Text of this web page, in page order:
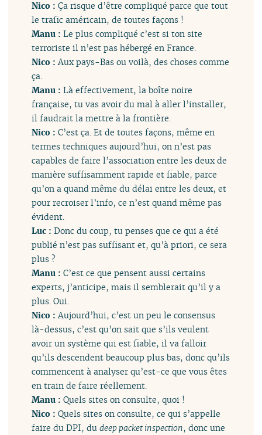
Nico :Ça risque d’être compliqué parce que tout
le trafic américain, de toutes façons !
Manu :Le plus compliqué c’est si ton site
terroriste il n’est pas hébergé en France.
Nico :Aux pays-Bas ou voilà, des choses comme
ça.
Manu :Là effectivement, la boîte noire
française, tu vas avoir du mal à aller l’installer,
il faudrait la mettre à la frontière.
Nico :C’est ça. Et de toutes façons, même en
termes techniques aujourd’hui, on n’est pas
capables de faire l’association entre les deux de
manière suffisamment rapide et fiable, parce
qu’on a quand même du délai entre les deux, et
pour recroiser l’info, ce n’est quand même pas
évident.
Luc :Donc du coup, tu penses que ce qui a été
publié n’est pas suffisant et, qu’à priori, ce sera
plus ?
Manu :C’est ce que pensent aussi certains
experts, j’anticipe, mais il semblerait qu’il y a
plus. Oui.
Nico :Aujourd’hui, c’est un peu le consensus
là-dessus, c’est qu’on sait que s’ils veulent
avoir un système qui est fiable, il va falloir
qu’ils descendent beaucoup plus bas, donc qu’ils
commencent à analyser qu’est-ce que vous êtes
en train de faire réellement.
Manu :Quels sites on consulte, quoi !
Nico :Quels sites on consulte, ce qui s’appelle
faire du DPI, dudeep packet inspection, donc une